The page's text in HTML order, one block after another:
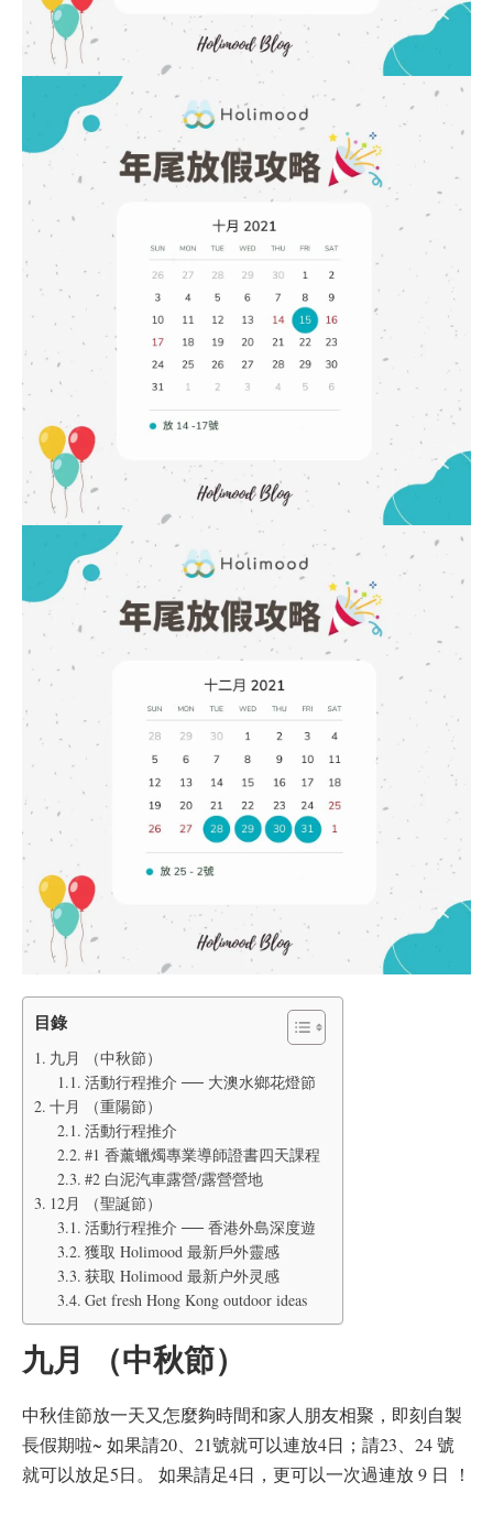
目錄
九月 （中秋節）
活動行程推介 ── ⼤澳⽔鄉花燈節
十月 （重陽節）
活動行程推介
#1 香薰蠟燭專業導師證書四天課程
#2 白泥汽車露營/露營營地
12月 （聖誕節）
活動行程推介 ── 香港外島深度遊
獲取 Holimood 最新戶外靈感
获取 Holimood 最新户外灵感
Get fresh Hong Kong outdoor ideas
九月 （中秋節）
中秋佳節放一天又怎麼夠時間和家人朋友相聚，即刻自製
長假期啦~ 如果請20、21號就可以連放4日；請23、24 號
就可以放足5日。 如果請足4日，更可以一次過連放 9 日 ！